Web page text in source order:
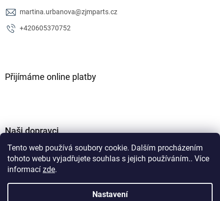
Tento web používá soubory cookie. Dalším procházením
tohoto webu vyjadřujete souhlas s jejich používáním.. Více
informací zde.
Nastavení
martina.urbanova@zjmparts.cz
+420605370752
Přijímáme online platby
Naši dopravci
Vytvořil Shoptet